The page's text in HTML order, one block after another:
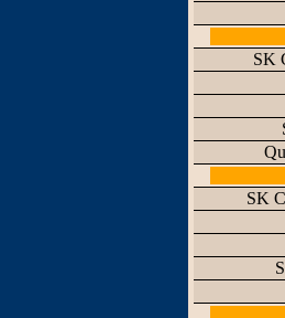
SK
SK